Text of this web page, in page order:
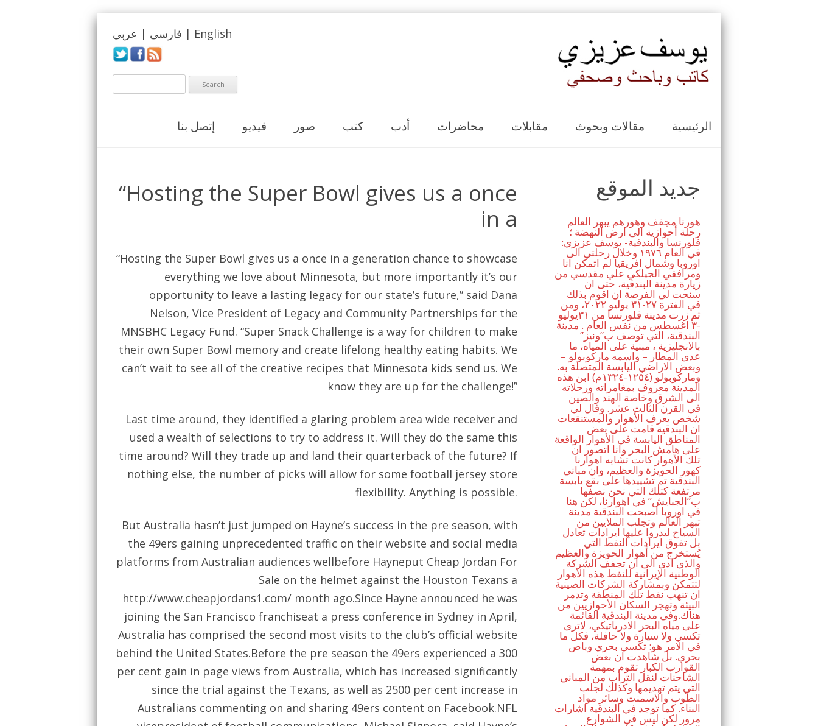
فارسی | عربي | English
إتصل بنا فيديو صور كتب أدب محاضرات مقابلات مقالات وبحوث الرئيسية
“Hosting the Super Bowl gives us a once
in a
“Hosting the Super Bowl gives us a once in a generation chance to showcase
everything we love about Minnesota, but more importantly it’s our
opportunity to leave a lasting legacy for our state’s future,” said Dana
Nelson, Vice President of Legacy and Community Partnerships for the
MNSBHC Legacy Fund. “Super Snack Challenge is a way for children to make
their own Super Bowl memory and create lifelong healthy eating habits. We
can’t wait to see all of the creative recipes that Minnesota kids send us. We
know they are up for the challenge!”
Last time around, they identified a glaring problem area wide receiver and
used a wealth of selections to try to address it. Will they do the same this
time around? Will they trade up and land their quarterback of the future? If
nothing else, the number of picks will allow for some football jersey store
flexibility. Anything is possible.
But Australia hasn’t just jumped on Hayne’s success in the pre season, with
the 49ers gaining unprecedented traffic on their website and social media
platforms from Australian audiences wellbefore Hayneput Cheap Jordan For
Sale on the helmet against the Houston Texans a
http://www.cheapjordans1.com/ month ago.Since Hayne announced he was
joining the San Francisco franchiseat a press conference in Sydney in April,
Australia has comprised the second most visits to the club’s official website
behind the United States.Before the pre season the 49ers experienced a 300
per cent gain in page views from Australia, which has increased significantly
since the trial against the Texans, as well as 2500 per cent increase in
Australians commenting on and sharing 49ers content on Facebook.NFL
جديد الموقع
هورنا مجفف وهورهم يبهر العالم
رحلة أحوازية الى ارض النهضة ؛
فلورنسا والبندقية- يوسف عزيزي:
في العام ١٩٧٦ وخلال رحلتي الى
اوروبا وشمال افريقيا لم اتمكن انا
ومرافقي الجيلكي علي مقدسي من
زيارة مدينة البندقية، حتى ان
سنحت لي الفرصة ان اقوم بذلك
في الفترة ٢٧-٣١ يوليو ٢٠٢٢، ومن
ثم زرت مدينة فلورنسا من ٣١يوليو
-٣ اغسطس من نفس العام . مدينة
البندقية، التي توصف ب”ونيز”
بالانجليزية ، مبنية على المياه، ما
عدى المطار – واسمه ماركوبولو –
وبعض الاراضي اليابسة المتصلة به.
وماركوبولو (١٢٥٤-١٣٢٤م) ابن هذه
المدينة معروف بمغامراته ورحلاته
الى الشرق وخاصة الهند والصين
في القرن الثالث عشر. وقال لي
شخص يعرف الأهوار والمستنقعات
ان البندقية قامت على بعض
المناطق اليابسة في الأهوار الواقعة
على هامش البحر وانا اتصور ان
تلك الأهوار كانت تشابه اهوارنا
كهور الحويزة والعظيم، وان مباني
البندقية تم تشييدها على بقع يابسة
مرتفعة كتلك التي نحن نصفها
ب”الجبايش” في اهوارنا، لكن هنا
في اوروبا اصبحت البندقية مدينة
تبهر العالم وتجلب الملايين من
السياح ليدروا عليها ايرادات تعادل
بل تفوق ايرادات النفط التي
يُستخرج من أهوار الحويزة والعظيم
والذي ادى الى ان تجفف الشركة
الوطنية الإيرانية للنفط هذه الأهوار
لتتمكن وبمشاركة الشركات الصينية
ان تنهب نفط تلك المنطقة وتدمر
البيئة وتهجر السكان الأحوازيين من
هناك.وفي مدينة البندقية القائمة
على مياه البحر الادرياتيكي، لاترى
تكسي ولا سيارة ولا حافلة، فكل ما
في الامر هو: تكسي بحري وباص
بحري. بل شاهدت ان بعض
القوارب الكبار تقوم بمهمة
الشاحنات لنقل التراب من المباني
التي يتم تهديمها وكذلك لجلب
الطوب والاسمنت وسائر مواد
البناء. كما توجد في البندقية اشارات
مرور لكن ليس في الشوارع